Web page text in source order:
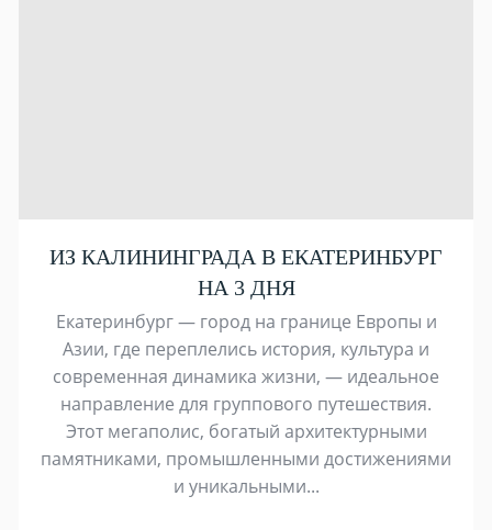
ИЗ КАЛИНИНГРАДА В ЕКАТЕРИНБУРГ
НА 3 ДНЯ
Екатеринбург — город на границе Европы и
Азии, где переплелись история, культура и
современная динамика жизни, — идеальное
направление для группового путешествия.
Этот мегаполис, богатый архитектурными
памятниками, промышленными достижениями
и уникальными...